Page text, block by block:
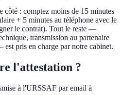
côté : comptez moins de 15 minutes
+ 5 minutes au téléphone avec le
le contrat). Tout le reste —
transmission au partenaire
pris en charge par notre cabinet.
l'attestation ?
à l'URSSAF par email à